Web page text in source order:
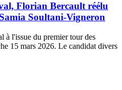
Florian Bercault réélu
Soultani-Vigneron
à l'issue du premier tour des
15 mars 2026. Le candidat divers